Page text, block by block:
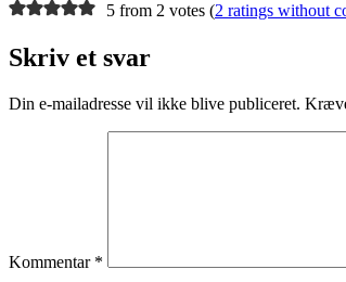
5 from 2 votes (2 ratings without
Skriv et svar
Din e-mailadresse vil ikke blive publiceret.
Kommentar *